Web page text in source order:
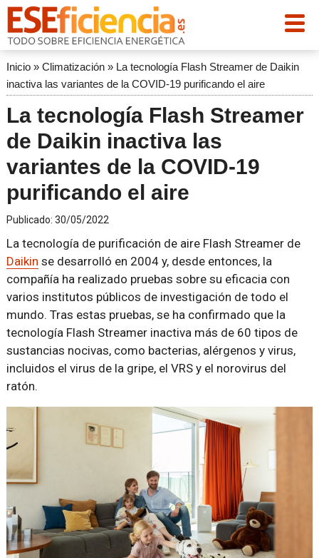
Inicio» Climatización» La tecnología Flash Streamer de Daikin
inactiva las variantes de la COVID-19 purificando el aire
La tecnología Flash Streamer
de Daikin inactiva las
variantes de la COVID-19
purificando el aire
Publicado: 30/05/2022
La tecnología de purificación de aire Flash Streamer de
Daikin se desarrolló en 2004 y, desde entonces, la
compañía ha realizado pruebas sobre su eficacia con
varios institutos públicos de investigación de todo el
mundo. Tras estas pruebas, se ha confirmado que la
tecnología Flash Streamer inactiva más de 60 tipos de
sustancias nocivas, como bacterias, alérgenos y virus,
incluidos el virus de la gripe, el VRS y el norovirus del
ratón.